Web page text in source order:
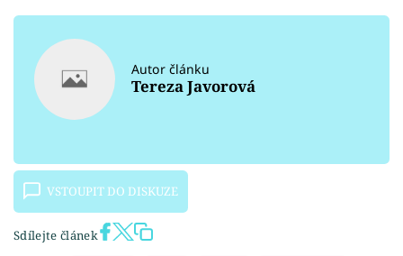
Autor článku
Tereza Javorová
VSTOUPIT DO DISKUZE
Sdílejte článek